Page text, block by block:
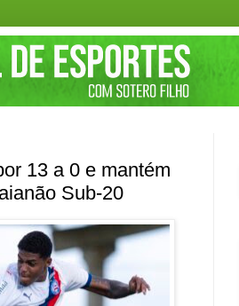
13 a 0 e mantém
Sub-20